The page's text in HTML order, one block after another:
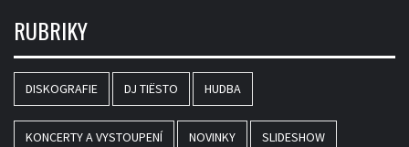
RUBRIKY
DISKOGRAFIE DJ TIËSTO HUDBA
KONCERTY A VYSTOUPENÍ NOVINKY SLIDESHOW